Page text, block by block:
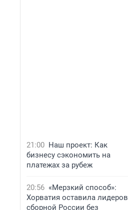
21:00 Наш проект: Как
бизнесу сэкономить на
платежах за рубеж
20:56 «Мерзкий способ»:
Хорватия оставила лидеров
сборной России без